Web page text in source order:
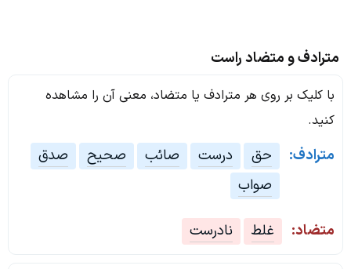
مترادف و متضاد راست
با کلیک بر روی هر مترادف یا متضاد، معنی آن را مشاهده
کنید.
مترادف: حق درست صائب صحیح
صدق
صواب
متضاد: غلط نادرست